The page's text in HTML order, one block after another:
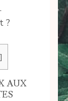
?
]
AUX